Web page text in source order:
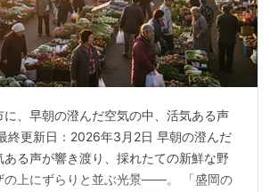
に、早朝の澄んだ空気の中、活気ある声
終更新日：2026年3月2日 早朝の澄んだ
ある声が響き渡り、採れたての新鮮な野
の上にずらりと並ぶ光景――。 「盛岡の